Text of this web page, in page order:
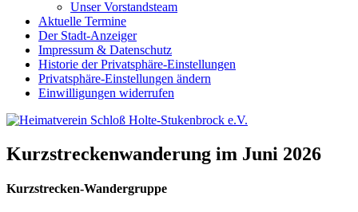
Unser Vorstandsteam
Aktuelle Termine
Der Stadt-Anzeiger
Impressum & Datenschutz
Historie der Privatsphäre-Einstellungen
Privatsphäre-Einstellungen ändern
Einwilligungen widerrufen
Kurzstreckenwanderung im Juni 2026
Kurzstrecken-Wandergruppe